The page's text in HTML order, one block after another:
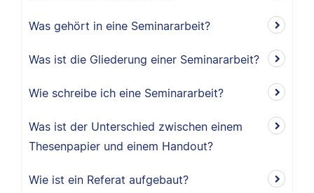
Was gehört in eine Seminararbeit?
Was ist die Gliederung einer Seminararbeit?
Wie schreibe ich eine Seminararbeit?
Was ist der Unterschied zwischen einem
Thesenpapier und einem Handout?
Wie ist ein Referat aufgebaut?